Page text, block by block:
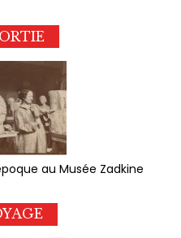
au Musée Zadkine